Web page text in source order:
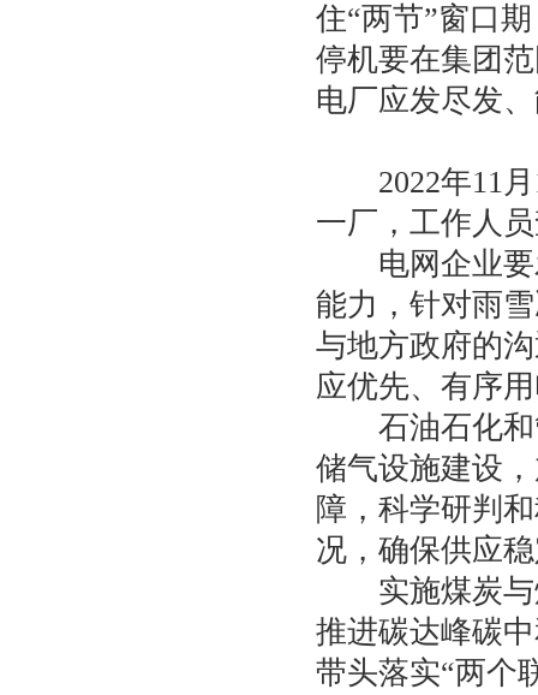
住“两节”窗口
停机要在集团
电厂应发尽发
2022年11月1
一厂，工作人
电网企业要
能力，针对雨
与地方政府的
应优先、有序
石油石化和
储气设施建设
障，科学研判
况，确保供应
实施煤炭与
推进碳达峰碳
带头落实“两个